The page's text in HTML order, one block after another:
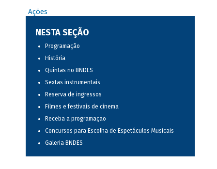
Ações
NESTA SEÇÃO
Programação
História
Quintas no BNDES
Sextas instrumentais
Reserva de ingressos
Filmes e festivais de cinema
Receba a programação
Concursos para Escolha de Espetáculos Musicais
Galeria BNDES